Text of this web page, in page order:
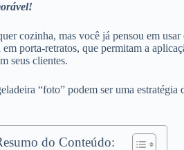
cozinha, mas você já pensou em
porta-retratos, que permitam a
seus clientes.
“foto” podem ser uma estratégia
do Conteúdo: